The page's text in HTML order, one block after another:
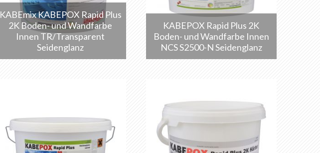
KABEmix KABEPOX Rapid Plus
2K Boden- und Wandfarbe
Innen TR/Transparent
Seidenglanz
KABEPOX Rapid Plus 2K
Boden- und Wandfarbe Innen
NCS S2500-N Seidenglanz